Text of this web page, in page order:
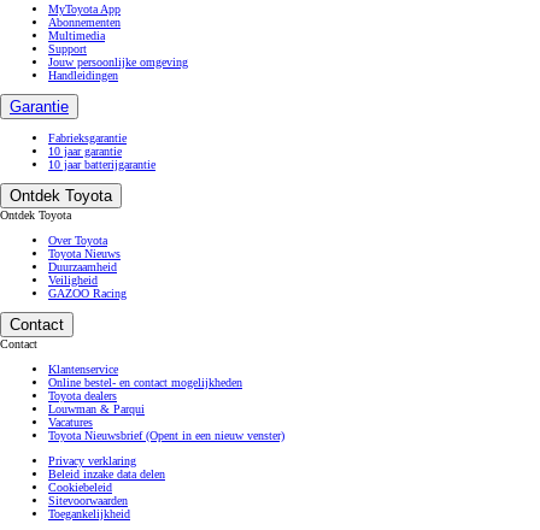
MyToyota App
Abonnementen
Multimedia
Support
Jouw persoonlijke omgeving
Handleidingen
Garantie
Fabrieksgarantie
10 jaar garantie
10 jaar batterijgarantie
Ontdek Toyota
Ontdek Toyota
Over Toyota
Toyota Nieuws
Duurzaamheid
Veiligheid
GAZOO Racing
Contact
Contact
Klantenservice
Online bestel- en contact mogelijkheden
Toyota dealers
Louwman & Parqui
Vacatures
Toyota Nieuwsbrief(Opent in een nieuw venster)
Privacy verklaring
Beleid inzake data delen
Cookiebeleid
Sitevoorwaarden
Toegankelijkheid